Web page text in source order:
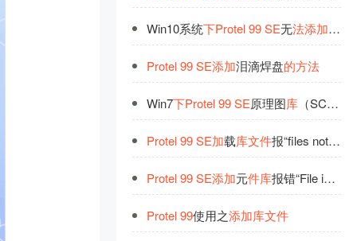
Win10系统下Protel 99 SE无法添加封装
Protel 99 SE添加泪滴焊盘的方法
Win7下Protel 99 SE原理图库（SCH）和PCB
Protel 99 SE加载库文件报“files not recognised”
Protel 99 SE添加元件库报错“File is not recognized”
Protel 99使用之添加库文件